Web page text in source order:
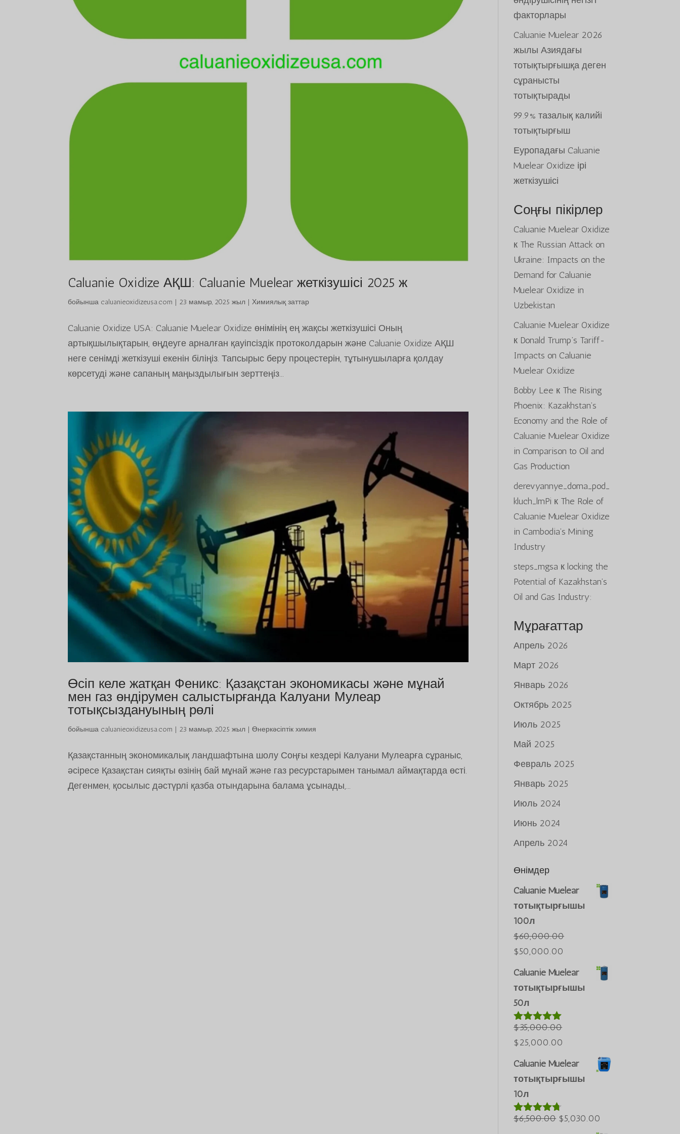
Caluanie Oxidize АҚШ: Caluanie Muelear жеткізушісі 2025 ж
бойынша caluanieoxidizeusa.com | 23 мамыр, 2025 жыл |Химиялық заттар
Caluanie Oxidize USA: Caluanie Muelear Oxidize өнімінің ең жақсы жеткізушісі Оның
артықшылықтарын, өңдеуге арналған қауіпсіздік протоколдарын және Caluanie Oxidize АҚШ
неге сенімді жеткізуші екенін біліңіз. Тапсырыс беру процестерін, тұтынушыларға қолдау
көрсетуді және сапаның маңыздылығын зерттеңіз...
Өсіп келе жатқан Феникс: Қазақстан экономикасы және мұнай
мен газ өндірумен салыстырғанда Калуани Мулеар
тотықсыздануының рөлі
бойынша caluanieoxidizeusa.com | 23 мамыр, 2025 жыл |Өнеркәсіптік химия
Қазақстанның экономикалық ландшафтына шолу Соңғы кездері Калуани Мулеарға сұраныс,
әсіресе Қазақстан сияқты өзінің бай мұнай және газ ресурстарымен танымал аймақтарда өсті.
Дегенмен, қосылыс дәстүрлі қазба отындарына балама ұсынады,...
факторлары
Caluanie Muelear 2026
жылы Азиядағы
тотықтырғышқа деген
сұранысты
тотықтырады
99.9% тазалық калийі
тотықтырғыш
Еуропадағы Caluanie
Muelear Oxidize ірі
жеткізушісі
Соңғы пікірлер
Caluanie Muelear Oxidize
к The Russian Attack on
Ukraine: Impacts on the
Demand for Caluanie
Muelear Oxidize in
Uzbekistan
Caluanie Muelear Oxidize
к Donald Trump’s Tariff-
Impacts on Caluanie
Muelear Oxidize
Bobby Lee к The Rising
Phoenix: Kazakhstan’s
Economy and the Role of
Caluanie Muelear Oxidize
in Comparison to Oil and
Gas Production
derevyannye_doma_pod_
kluch_lmPi к The Role of
Caluanie Muelear Oxidize
in Cambodia’s Mining
Industry
steps_mgsa к locking the
Potential of Kazakhstan’s
Oil and Gas Industry:
Мұрағаттар
Апрель 2026
Март 2026
Январь 2026
Октябрь 2025
Июль 2025
Май 2025
Февраль 2025
Январь 2025
Июль 2024
Июнь 2024
Апрель 2024
Өнімдер
Caluanie Muelear
тотықтырғышы
100л
$60,000.00
Бастапқы
бағасы:
$50,000.00
бағасы:
$50,000.00.
Caluanie Muelear
тотықтырғышы
50л
5-тен5.00
деп
бағаланды
$35,000.00
Бастапқы
бағасы:
$25,000.00
бағасы:
$25,000.00.
Caluanie Muelear
тотықтырғышы
10л
5-тен4.60
$6,500.00 Бастапқы
$5,030.00
ພາສາລາວ
العربية
Português do Brasil